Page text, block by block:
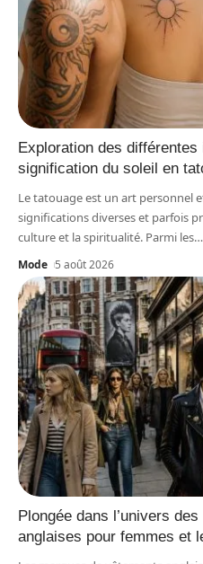
Exploration des
signification du soleil en
Le tatouage est un art personnel
significations diverses et parfois
culture et la spiritualité. Parmi les…
Mode 5 août 2026
Plongée dans l’univers
anglaises pour femmes et